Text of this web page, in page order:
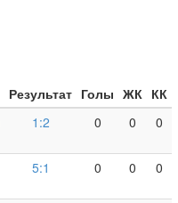
Результат Голы ЖК КК
1:2 0 0 0
5:1 0 0 0